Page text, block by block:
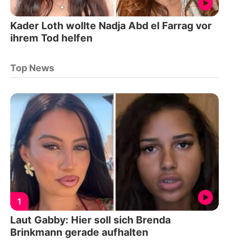
Kader Loth wollte Nadja Abd el Farrag vor
ihrem Tod helfen
Top News
1
Laut Gabby: Hier soll sich Brenda
Brinkmann gerade aufhalten